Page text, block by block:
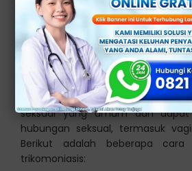
Trikomoniasis adalah infeksi
yang disebabkan oleh parasit
Trichomonas vaginalis. Parasit ini
alat kelamin, terutama pada
mempengaruhi pria.
Trikomoniasis adalah salah
seksual yang umum dan
hubungan seksual, termasuk
Berikut adalah beberapa cara
trikomoniasis: